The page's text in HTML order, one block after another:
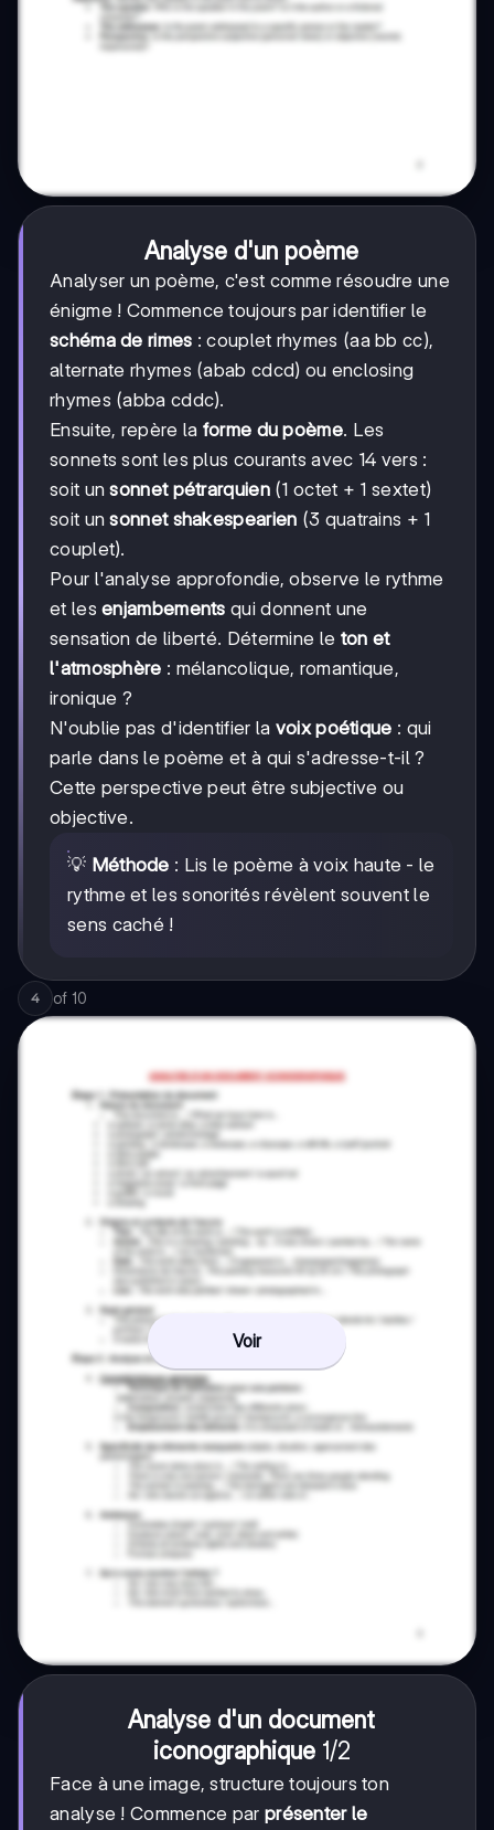
Analyse d'un poème
Analyser un poème, c'est comme résoudre une
énigme ! Commence toujours par identifier le
schéma de rimes : couplet rhymes (aa bb cc),
alternate rhymes (abab cdcd) ou enclosing
rhymes (abba cddc).
Ensuite, repère la forme du poème. Les
sonnets sont les plus courants avec 14 vers :
soit unsonnet pétrarquien(1 octet + 1 sextet)
soit unsonnet shakespearien (3 quatrains + 1
couplet).
Pour l'analyse approfondie, observe le rythme
et lesenjambements qui donnent une
sensation de liberté. Détermine le ton et
l'atmosphère : mélancolique, romantique,
ironique ?
N'oublie pas d'identifier la voix poétique : qui
parle dans le poème et à qui s'adresse-t-il ?
Cette perspective peut être subjective ou
objective.
💡 Méthode : Lis le poème à voix haute - le
rythme et les sonorités révèlent souvent le
sens caché !
4 of 10
Voir
Analyse d'un document
iconographique 1/2
1/2
Face à une image, structure toujours ton
analyse ! Commence par présenter le